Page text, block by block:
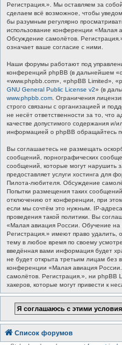
Регистрация.». Мы оставляем за
сделаем всё возможное, чтобы
бы разумным регулярно
использование конференции «Малая
Обсуждение самолётов.
означает ваше согласие с ними.
Наши форумы работают под
конференций phpBB (в дальнейшем
«www.phpbb.com», «phpBB Limited»,
GNU General Public License v2» (в
www.phpbb.com . Ограничения
строго связаны с организацией и
не несёт ответственности за то, что
качестве допустимого содержания и/
информацией о phpBB обращайтесь
Вы соглашаетесь не размещать
сообщений, порнографических
сообщений, которые могут нарушить
предоставляет услуги хостинга для
Пилота-любителя. Обсуждение
Попытки размещения таких
отключению от конференции, при
если мы сочтём это нужным. IP-
проведения такой политики. Вы
«Малая авиация России. Обучение
Регистрация.» имеют право удалить,
тему в любое время по своему
введённая вами информация будет
не будет открыта третьим лицам без
конференции «Малая авиация
самолётов. Регистрация.», ни phpBB
хакеров, которые могут привести к
Список форумов